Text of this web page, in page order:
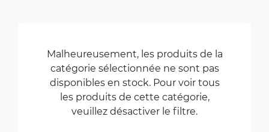
Malheureusement, les produits de la
catégorie sélectionnée ne sont pas
disponibles en stock. Pour voir tous
les produits de cette catégorie,
veuillez désactiver le filtre.